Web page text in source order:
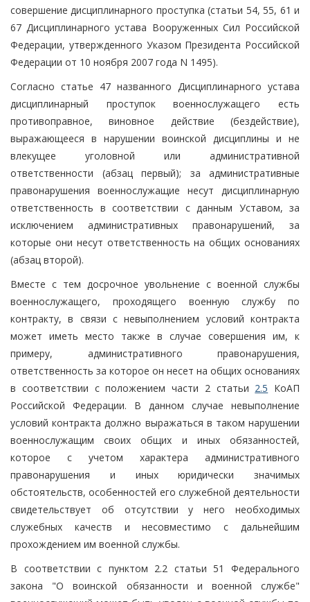
совершение дисциплинарного проступка (статьи 54, 55, 61 и
67 Дисциплинарного устава Вооруженных Сил Российской
Федерации, утвержденного Указом Президента Российской
Федерации от 10 ноября 2007 года N 1495).
Согласно статье 47 названного Дисциплинарного устава
дисциплинарный проступок военнослужащего есть
противоправное, виновное действие (бездействие),
выражающееся в нарушении воинской дисциплины и не
влекущее уголовной или административной
ответственности (абзац первый); за административные
правонарушения военнослужащие несут дисциплинарную
ответственность в соответствии с данным Уставом, за
исключением административных правонарушений, за
которые они несут ответственность на общих основаниях
(абзац второй).
Вместе с тем досрочное увольнение с военной службы
военнослужащего, проходящего военную службу по
контракту, в связи с невыполнением условий контракта
может иметь место также в случае совершения им, к
примеру, административного правонарушения,
ответственность за которое он несет на общих основаниях
в соответствии с положением части 2 статьи 2.5 КоАП
Российской Федерации. В данном случае невыполнение
условий контракта должно выражаться в таком нарушении
военнослужащим своих общих и иных обязанностей,
которое с учетом характера административного
правонарушения и иных юридически значимых
обстоятельств, особенностей его служебной деятельности
свидетельствует об отсутствии у него необходимых
служебных качеств и несовместимо с дальнейшим
прохождением им военной службы.
В соответствии с пунктом 2.2 статьи 51 Федерального
закона "О воинской обязанности и военной службе"